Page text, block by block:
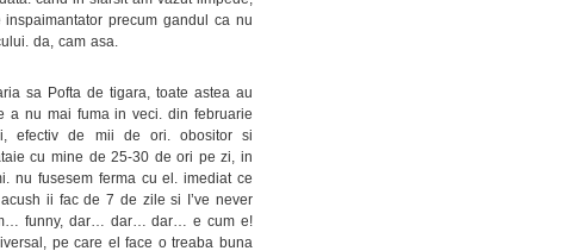
precum gandul ca nu
da, cam asa.
sa Pofta de tigara, toate astea au
a nu mai fuma in veci. din februarie
efectiv de mii de ori. obositor si
cu mine de 25-30 de ori pe zi, in
nu fusesem ferma cu el. imediat ce
ii fac de 7 de zile si I’ve never
funny, dar… dar… dar… e cum e!
pe care el face o treaba buna